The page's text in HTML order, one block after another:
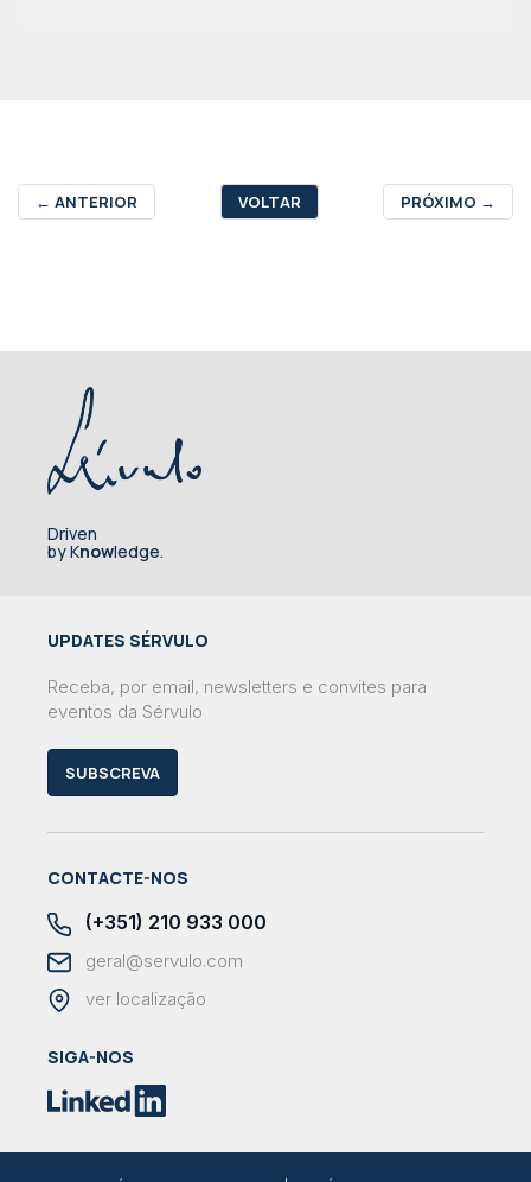
← ANTERIOR VOLTAR PRÓXIMO →
Driven
by Knowledge.
UPDATES SÉRVULO
Receba, por email, newsletters e convites para
eventos da Sérvulo
SUBSCREVA
CONTACTE-NOS
(+351) 210 933 000
geral@servulo.com
ver localização
SIGA-NOS